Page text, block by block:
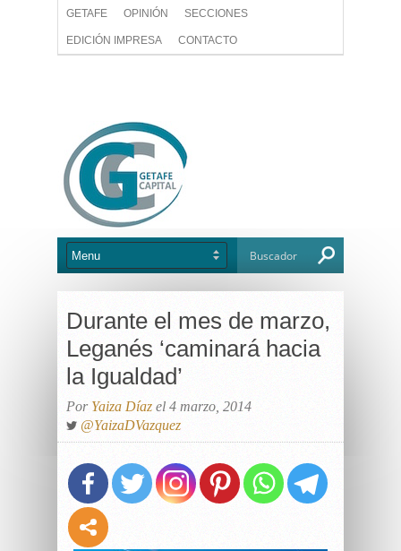
GETAFE OPINIÓN SECCIONES
EDICIÓN IMPRESA CONTACTO
Durante el mes de marzo,
Leganés ‘caminará hacia
la Igualdad’
Por Yaiza Díaz el 4 marzo, 2014
@YaizaDVazquez